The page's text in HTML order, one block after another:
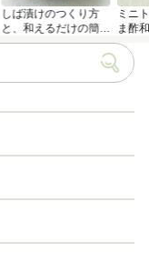
しば漬けのつくり方
と、和えるだけの簡単
アレンジレシピ
ミニ
ま酢